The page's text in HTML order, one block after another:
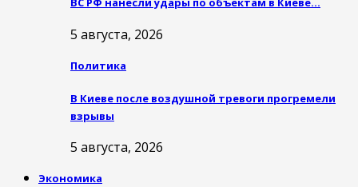
5 августа, 2026
Политика
В Киеве после воздушной тревоги прогремели
взрывы
5 августа, 2026
Экономика